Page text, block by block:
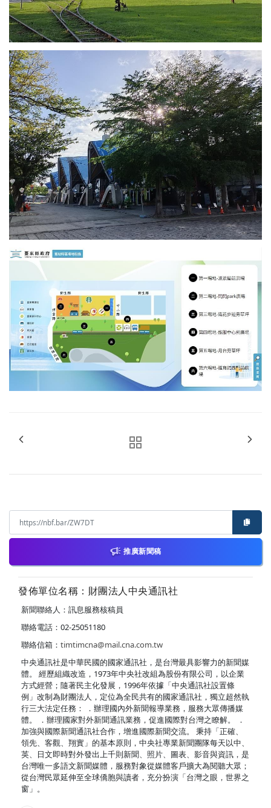
推廣新聞稿
發佈單位名稱：財團法人中央通訊社
新聞聯絡人：訊息服務核稿員
聯絡電話：02-25051180
聯絡信箱： timtimcna@mail.cna.com.tw
中央通訊社是中華民國的國家通訊社，是台灣最具影響力的新聞媒
體。 經歷組織改造，1973年中央社改組為股份有限公司，以企業
方式經營；隨著民主化發展，1996年依據「中央通訊社設置條
例」改制為財團法人，定位為全民共有的國家通訊社，獨立超然執
行三大法定任務： ．辦理國內外新聞報導業務，服務大眾傳播媒
體。 ．辦理國家對外新聞通訊業務，促進國際對台灣之瞭解。 ．
加強與國際新聞通訊社合作，增進國際新聞交流。 秉持「正確、
領先、客觀、翔實」的基本原則，中央社專業新聞團隊每天以中、
英、日文即時對外發出上千則新聞、照片、圖表、影音與資訊，是
台灣唯一多語文新聞媒體，服務對象從媒體客戶擴大為閱聽大眾；
從台灣民眾延伸至全球僑胞與讀者，充分扮演「台灣之眼，世界之
窗」。